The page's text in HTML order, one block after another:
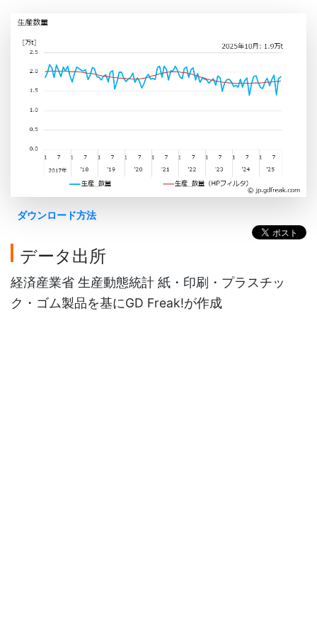
ダウンロード方法
データ出所
経済産業省 生産動態統計 紙・印刷・プラスチッ
ク・ゴム製品を基にGD Freak!が作成